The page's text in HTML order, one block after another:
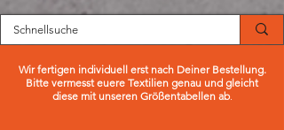
Wir fertigen individuell erst nach Deiner Bestellung.
Bitte vermesst euere Textilien genau und gleicht
diese mit unseren Größentabellen ab.